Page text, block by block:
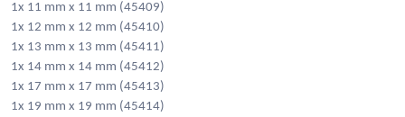
1x 11 mm x 11 mm (45409)
1x 12 mm x 12 mm (45410)
1x 13 mm x 13 mm (45411)
1x 14 mm x 14 mm (45412)
1x 17 mm x 17 mm (45413)
1x 19 mm x 19 mm (45414)